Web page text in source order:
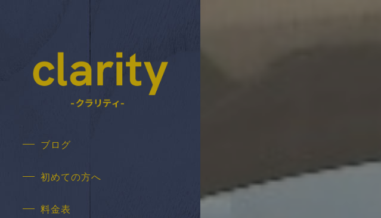
ブログ
初めての方へ
料金表